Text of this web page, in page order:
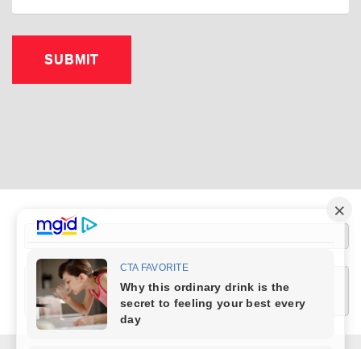
[wptelegram-join-channel link="https://t.me/+XlRMybUOlQUwZDUy" text="Join